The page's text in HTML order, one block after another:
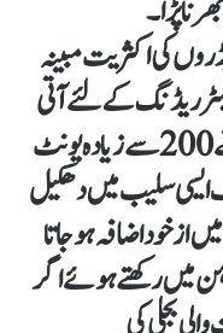
کی اکثریت مبینہ
ریڈنگ کے لئے آتی
ہے جب ان کی دانست میں صارف نے 200سے زیادہ یونٹ
سلیب میں دھکیل
ازخود اضافہ ہوجاتا
رکھتے ہوئے اگر